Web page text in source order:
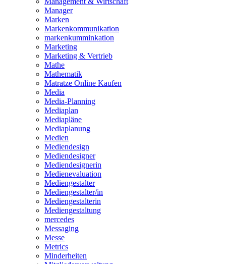
Manager
Marken
Markenkommunikation
markenkumminkation
Marketing
Marketing & Vertrieb
Mathe
Mathematik
Matratze Online Kaufen
Media
Media-Planning
Mediaplan
Mediapläne
Mediaplanung
Medien
Mediendesign
Mediendesigner
Mediendesignerin
Medienevaluation
Mediengestalter
Mediengestalter/in
Mediengestalterin
Mediengestaltung
mercedes
Messaging
Messe
Metrics
Minderheiten